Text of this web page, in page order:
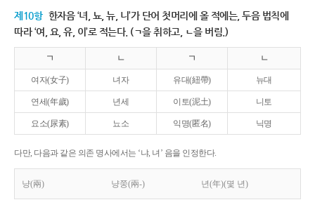
제10항 한자음 ‘녀, 뇨, 뉴, 니’가 단어 첫머리에 올 적에는, 두음 법칙에
따라 ‘여, 요, 유, 이’로 적는다. (ㄱ을 취하고, ㄴ을 버림.)
ㄱ ㄴ ㄱ ㄴ
여자(女子) 녀자 유대(紐帶) 뉴대
연세(年歲) 년세 이토(泥土) 니토
요소(尿素) 뇨소 익명(匿名) 닉명
다만, 다음과 같은 의존 명사에서는 ‘냐, 녀’ 음을 인정한다.
냥(兩) 냥쭝(兩-) 년(年)(몇 년)